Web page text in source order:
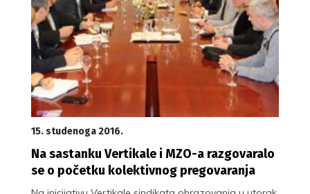
15. studenoga 2016.
Na sastanku Vertikale i MZO-a razgovaralo
se o početku kolektivnog pregovaranja